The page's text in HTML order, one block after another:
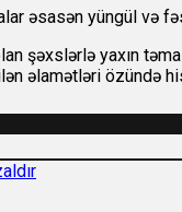
əsasən yüngül və
şəxslərlə yaxın
əlamətləri özündə